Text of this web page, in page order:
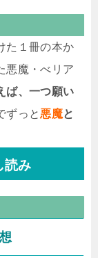
た１冊の本か
悪魔・べリア
ば、一つ願い
ずっと 悪魔と
読み